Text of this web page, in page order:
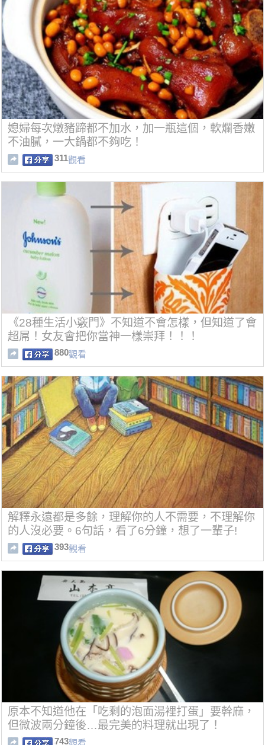
媳婦每次燉豬蹄都不加水，加一瓶這個，軟爛香嫩
不油膩，一大鍋都不夠吃！
311觀看
《28種生活小竅門》不知道不會怎樣，但知道了會
超屌！女友會把你當神一樣崇拜！！！
880觀看
解釋永遠都是多餘，理解你的人不需要，不理解你
的人沒必要。6句話，看了6分鐘，想了一輩子!
393觀看
原本不知道他在「吃剩的泡面湯裡打蛋」要幹麻，
但微波兩分鐘後…最完美的料理就出現了！
743觀看